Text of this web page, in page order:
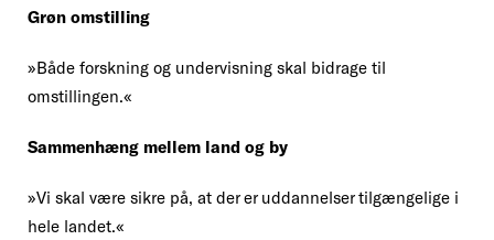
Grøn omstilling
»Både forskning og undervisning skal bidrage til
omstillingen.«
Sammenhæng mellem land og by
»Vi skal være sikre på, at der er uddannelser tilgængelige i
hele landet.«